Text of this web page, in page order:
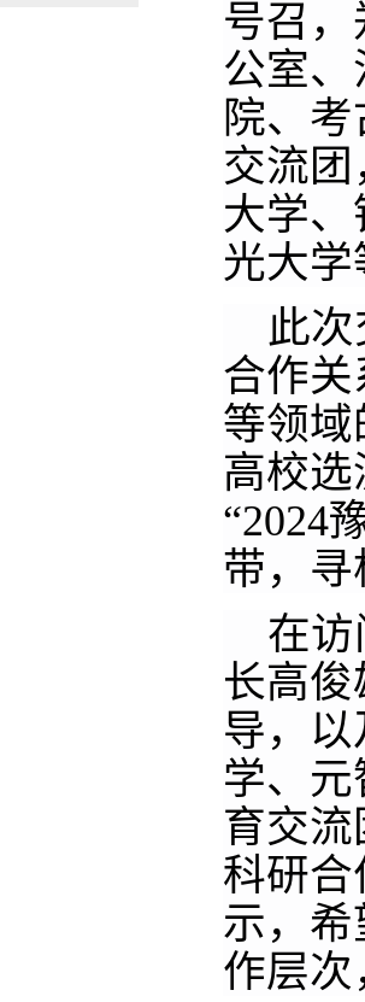
号召
公室
院、
交流
大学
光大
此
合作
等领
高校
“2024
带，
在
长高
导，
学、
育交
科研
示，
作层